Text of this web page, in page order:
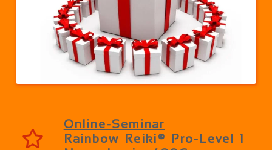
Online-Seminar
Rainbow Reiki® Pro-Level 1